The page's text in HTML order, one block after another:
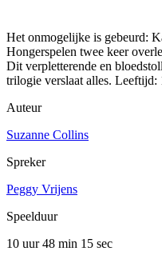
Het onmogelijke is gebeurd:
Hongerspelen twee keer
Dit verpletterende en
trilogie verslaat alles. Leeftijd:
Auteur
Suzanne Collins
Spreker
Peggy Vrijens
Speelduur
10 uur 48 min 15 sec